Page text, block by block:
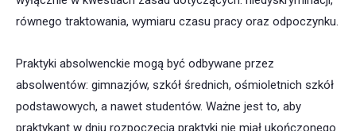
równego traktowania, wymiaru czasu pracy oraz odpoczynku.
Praktyki absolwenckie mogą być odbywane przez
absolwentów: gimnazjów, szkół średnich, ośmioletnich szkół
podstawowych, a nawet studentów. Ważne jest to, aby